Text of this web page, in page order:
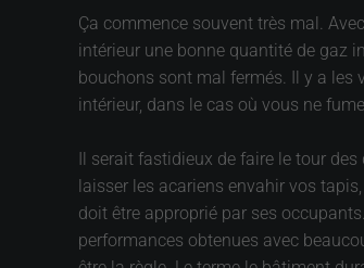
Ça commence souvent très mal.
intérieur une bonne quantité de gaz
bouchons sont mal fermés. Il y a les
intérieur, dans le cas où vous ne
Il serait fastidieux de faire le tour
laisser les acariens envahir vos
doit être approprié par ses
performances obtenues avec